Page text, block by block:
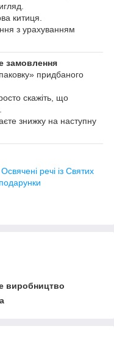
китиця.
з урахуванням
замовлення
придбаного
скажіть, що
знижку на наступну
Освячені речі із Святих
виробництво